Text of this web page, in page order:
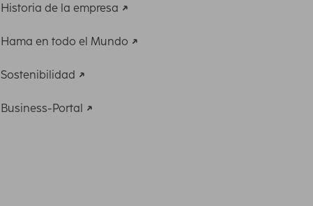
Historia de la empresa
Hama en todo el Mundo
Sostenibilidad
Business-Portal